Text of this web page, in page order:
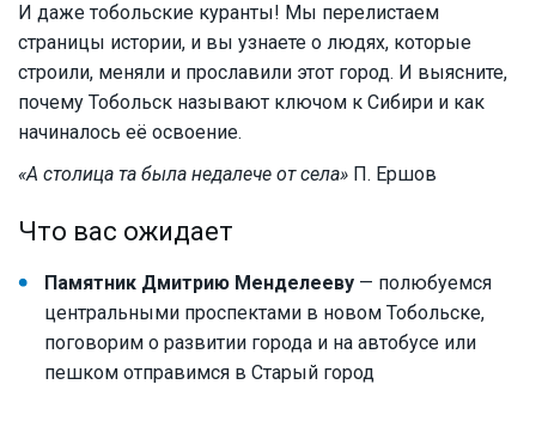
И даже тобольские куранты! Мы перелистаем
страницы истории, и вы узнаете о людях, которые
строили, меняли и прославили этот город. И выясните,
почему Тобольск называют ключом к Сибири и как
начиналось её освоение.
«А столица та была недалече от села» П. Ершов
Что вас ожидает
Памятник Дмитрию Менделееву — полюбуемся
центральными проспектами в новом Тобольске,
поговорим о развитии города и на автобусе или
пешком отправимся в Старый город